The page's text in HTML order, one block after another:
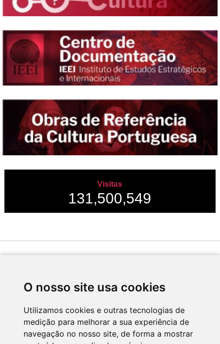
O nosso site usa cookies
Utilizamos cookies e outras tecnologias de
medição para melhorar a sua experiência de
navegação no nosso site, de forma a mostrar
Visitas
131,500,549